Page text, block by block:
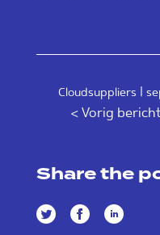
Cloudsuppliers |
< Vorig bericht
Share the